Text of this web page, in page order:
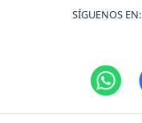
SÍGUENOS EN: